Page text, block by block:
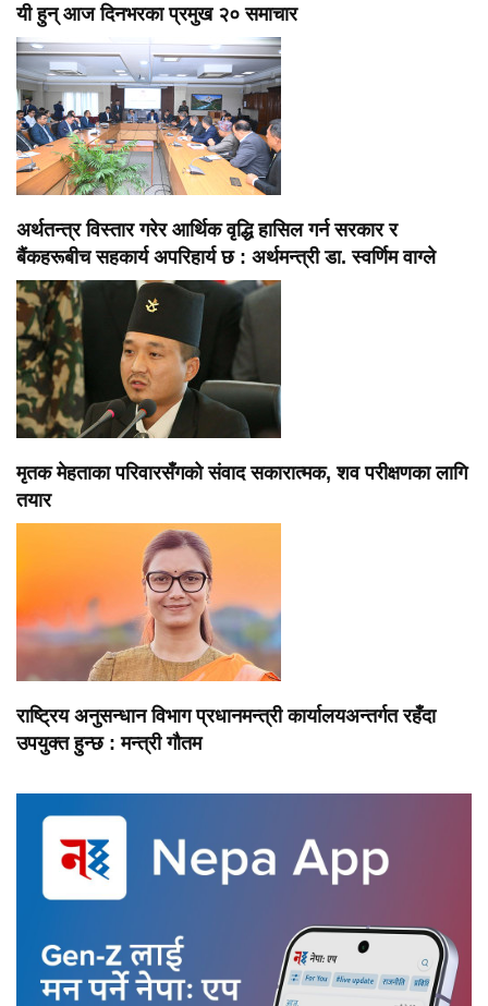
यी हुन् आज दिनभरका प्रमुख २० समाचार
अर्थतन्त्र विस्तार गरेर आर्थिक वृद्धि हासिल गर्न सरकार र
बैंकहरूबीच सहकार्य अपरिहार्य छ : अर्थमन्त्री डा. स्वर्णिम वाग्ले
मृतक मेहताका परिवारसँगको संवाद सकारात्मक, शव परीक्षणका लागि
तयार
राष्ट्रिय अनुसन्धान विभाग प्रधानमन्त्री कार्यालयअन्तर्गत रहँदा
उपयुक्त हुन्छ : मन्त्री गौतम